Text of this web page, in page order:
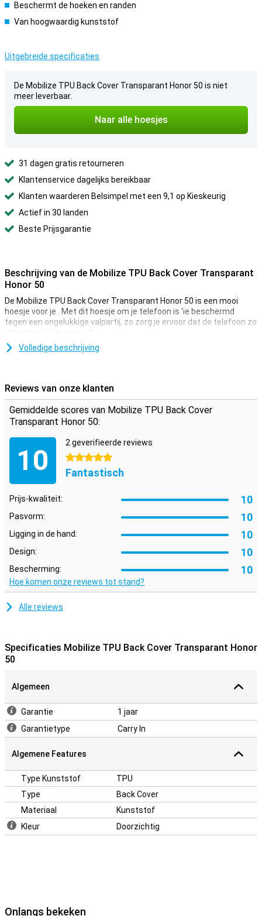
Beschermt de hoeken en randen
Van hoogwaardig kunststof
Uitgebreide specificaties
De Mobilize TPU Back Cover Transparant Honor 50 is niet
meer leverbaar.
Naar alle hoesjes
31 dagen gratis retourneren
Klantenservice dagelijks bereikbaar
Klanten waarderen Belsimpel met een 9,1 op Kieskeurig
Actief in 30 landen
Beste Prijsgarantie
Beschrijving van de Mobilize TPU Back Cover Transparant
Honor 50
De Mobilize TPU Back Cover Transparant Honor 50 is een mooi
hoesje voor je . Met dit hoesje om je telefoon is 'ie beschermd
tegen een ongelukkige valpartij, zo zorg je ervoor dat de telefoon zo
lang mogelijk mee gaat!
Kun jij soms een beetje onhandig zijn en ligt jouw toestel regelmatig
zodat je minder kans hebt op lelijke krassen en deuken op je
toestel!
Dit hoesje is gemaakt van zacht, flexibel TPU. De pasvorm is
speciaal gemaakt voor jouw en bovendien blijft het geheel slank. De
softcase heeft handige uitsparingen voor de camera’s, knoppen en
poorten. Ben jij op zoek naar een hoesje die zo min mogelijk afdoet
aan het design van je mooie smartphone? Dan is de Mobilize TPU
Back Cover Transparant Honor 50 een goede optie! Deze telefoon
heeft namelijk een transparant ontwerp, waardoor je je telefoon
Volledige beschrijving
Reviews van onze klanten
Gemiddelde scores van Mobilize TPU Back Cover
Transparant Honor 50:
10
2 geverifieerde reviews
5 sterren
Fantastisch
Prijs-kwaliteit: 10
Pasvorm: 10
Ligging in de hand: 10
Design: 10
Bescherming: 10
Hoe komen onze reviews tot stand?
Alle reviews
Specificaties Mobilize TPU Back Cover Transparant Honor
50
Algemeen
Garantie
1 jaar
Garantietype
Carry In
Algemene Features
Type Kunststof
TPU
Type
Back Cover
Materiaal
Kunststof
Kleur
Doorzichtig
Onlangs bekeken